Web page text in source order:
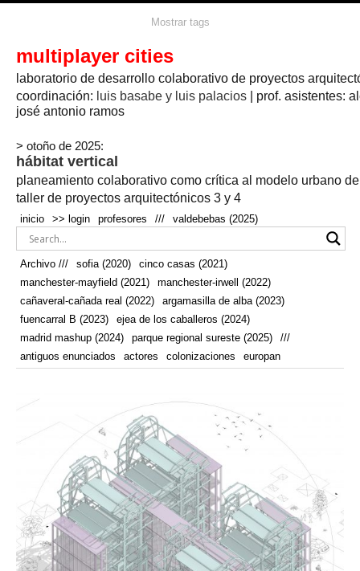
agricultura agricultura circular
arquitectura textil arte artesanía
bicicletas biodiversidad biorrefinería biotecnología bloque lineal
bodega bosque botánica caminos camping campo
cañada
real
canal cañaveral
real
cocina colaboración
autonoma
conectar
cooperativa crecimiento cueva cultivo cultivos deporte
don
quijote
ecosistema ejea de los caballeros
renovables
enterrado espacio social espacio verde
estructura europan fauna
fernández del amo festival fiesta flexibilidad fotomontaje
fuencarral b gastronomía geologia
geometrización curvas de
nivel
grúas habitar hábitat habitat hotel
infraestructura inmigración instalaciones invernadero
laguna línea del tiempo lineal longitudinal
manchester mapeo marihuana mayfield
mercado
modular modulo
naturaleza negociaciones nómada
paisaje productivo paneles solares paragüas parking
plantas plegable prefabricado presa private
productivo protección de los ecosistemas
colonización
rave recorrido regadío
regeneración
remolacha
retiro rio ruina ruinas sistema social
sociedad
sombra
sostenibilidad sota tecnología tejido
telas
temporalidad
temporeros territorio tiempo tierra torre
torres trabajo trama urbana transporte turismo urbanismo
Mostrar tags
multiplayer cities
laboratorio de desarrollo colaborativo de proyectos
coordinación: luis basabe y luis palacios | prof. asistentes:
josé antonio ramos
> otoño de 2025:
hábitat vertical
planeamiento colaborativo como crítica al modelo urbano
taller de proyectos arquitectónicos 3 y 4
inicio >> login profesores /// valdebebas (2025)
Archivo /// sofia (2020)
cinco casas (2021)
manchester-mayfield (2021)
manchester-irwell (2022)
cañaveral-cañada real (2022)
argamasilla de alba (2023)
fuencarral B (2023)
ejea de los caballeros (2024)
madrid mashup (2024)
parque regional sureste (2025)
///
antiguos enunciados
actores colonizaciones europan